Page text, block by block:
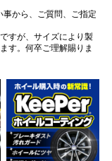
から、ご質問、ご指定
すが、サイズにより製
す。何卒ご理解賜りま